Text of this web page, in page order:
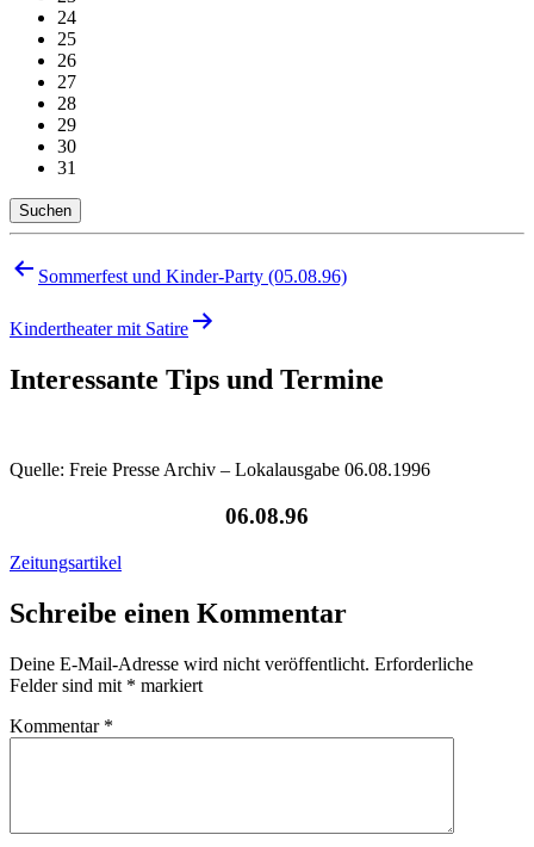
24
25
26
27
28
29
30
31
Suchen
Beitragsnavigation
Sommerfest und Kinder-Party (05.08.96)
Kindertheater mit Satire
Interessante Tips und Termine
Quelle: Freie Presse Archiv – Lokalausgabe 06.08.1996
06.08.96
Zeitungsartikel
Schreibe einen Kommentar
Deine E-Mail-Adresse wird nicht veröffentlicht. Erforderliche
Felder sind mit * markiert
Kommentar *